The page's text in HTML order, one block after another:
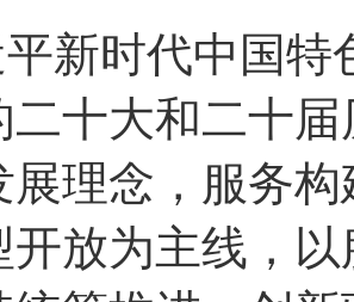
新时代中国
二十大和二十
展理念，服务
开放为主线，